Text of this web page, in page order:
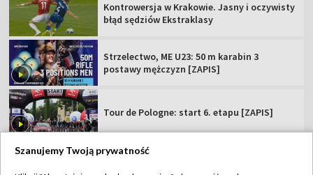
Kontrowersja w Krakowie. Jasny i oczywisty
błąd sędziów Ekstraklasy
Strzelectwo, ME U23: 50 m karabin 3
postawy mężczyzn [ZAPIS]
Tour de Pologne: start 6. etapu [ZAPIS]
Szanujemy Twoją prywatność